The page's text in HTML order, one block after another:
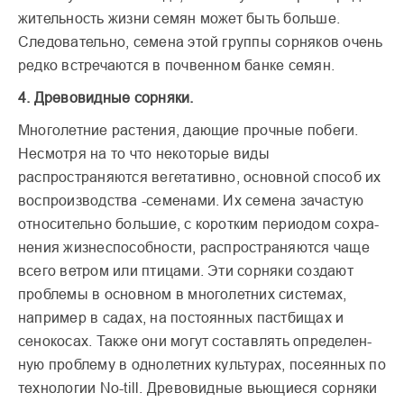
жительность жизни семян может быть больше.
Следовательно, семена этой группы сорняков очень
редко встречаются в почвенном банке семян.
4. Древовидные сорняки.
Многолетние растения, даю­щие прочные побеги.
Несмотря на то что некото­рые виды
распространяются вегетативно, основной спо­соб их
воспроизводства -семенами. Их семена зача­стую
относительно большие, с коротким периодом сохра­
нения жизнеспособности, распространяются чаще
всего ветром или птицами. Эти сорняки создают
пробле­мы в основном в многолет­них системах,
например в садах, на постоянных пастби­щах и
сенокосах. Также они могут составлять определен­
ную проблему в однолетних культурах, посеянных по
тех­нологии No-till. Древовидные вьющиеся сорняки